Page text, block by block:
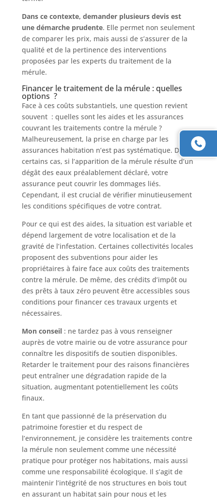
Dans ce contexte, demander plusieurs devis est
une démarche prudente. Elle permet non seulement
de comparer les prix, mais aussi de s’assurer de la
qualité et de la pertinence des interventions
proposées par les experts du traitement de la
mérule.
Financer le traitement de la mérule : quelles
options ?
Face à ces coûts substantiels, une question revient
souvent : quelles sont les aides et les assurances
couvrant les traitements contre la mérule ?
Malheureusement, la prise en charge par les
assurances habitation n’est pas systématique. Dans
certains cas, si l’apparition de la mérule résulte d’un
dégât des eaux préalablement déclaré, votre
assurance peut couvrir les dommages liés.
Cependant, il est crucial de vérifier minutieusement
les conditions spécifiques de votre contrat.
Pour ce qui est des aides, la situation est variable et
dépend largement de votre localisation et de la
gravité de l’infestation. Certaines collectivités locales
proposent des subventions pour aider les
propriétaires à faire face aux coûts des traitements
contre la mérule. De même, des crédits d’impôt ou
des prêts à taux zéro peuvent être accessibles sous
conditions pour financer ces travaux urgents et
nécessaires.
Mon conseil: ne tardez pas à vous renseigner
auprès de votre mairie ou de votre assurance pour
connaître les dispositifs de soutien disponibles.
Retarder le traitement pour des raisons financières
peut entraîner une dégradation rapide de la
situation, augmentant potentiellement les coûts
finaux.
En tant que passionné de la préservation du
patrimoine forestier et du respect de
l’environnement, je considère les traitements contre
la mérule non seulement comme une nécessité
pratique pour protéger nos habitations, mais aussi
comme une responsabilité écologique. Il s’agit de
maintenir l’intégrité de nos structures en bois tout
en assurant un habitat sain pour nous et les